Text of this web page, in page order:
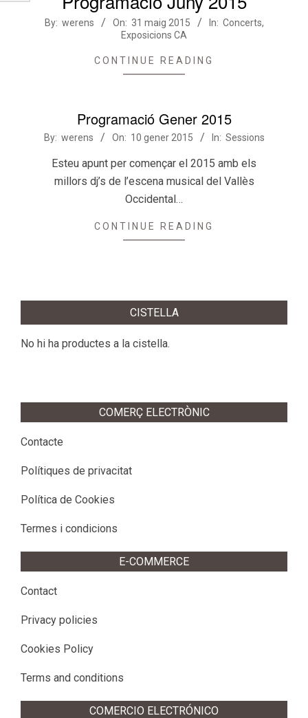
2015-
By: werens On: 31 maig 2015 In: Concerts,
Exposicions CA
CONTINUE READING
Programació Gener 2015
2015-
By: werens On: 10 gener 2015 In: Sessions
Esteu apunt per començar el 2015 amb els
millors dj’s de l’escena musical del Vallès
Occidental…
CONTINUE READING
CISTELLA
No hi ha productes a la cistella.
COMERÇ ELECTRÒNIC
Contacte
Polítiques de privacitat
Política de Cookies
Termes i condicions
E-COMMERCE
Contact
Privacy policies
Cookies Policy
Terms and conditions
COMERCIO ELECTRÓNICO